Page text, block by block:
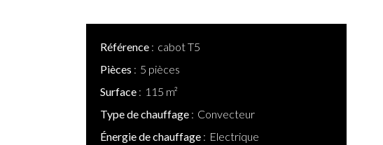
Référence
cabot T5
Pièces
5 pièces
Surface
115 m²
Type de chauffage
Convecteur
Énergie de chauffage
Electrique